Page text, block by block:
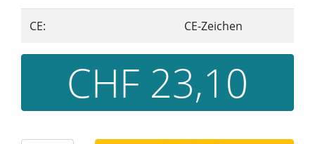
CE: CE-Zeichen
CHF 23,10